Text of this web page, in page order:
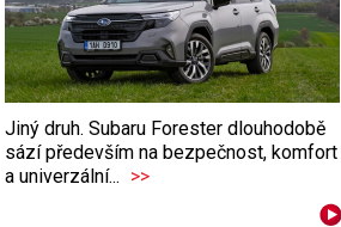
Jiný druh. Subaru Forester dlouhodobě
sází především na bezpečnost, komfort
a univerzální... >>